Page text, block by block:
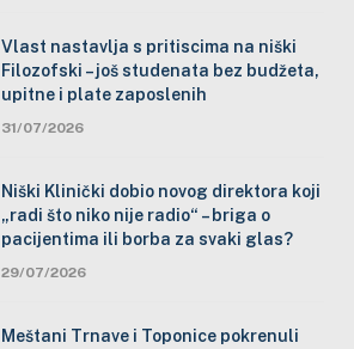
Vlast nastavlja s pritiscima na niški
Filozofski – još studenata bez budžeta,
upitne i plate zaposlenih
31/07/2026
Niški Klinički dobio novog direktora koji
„radi što niko nije radio“ – briga o
pacijentima ili borba za svaki glas?
29/07/2026
Meštani Trnave i Toponice pokrenuli